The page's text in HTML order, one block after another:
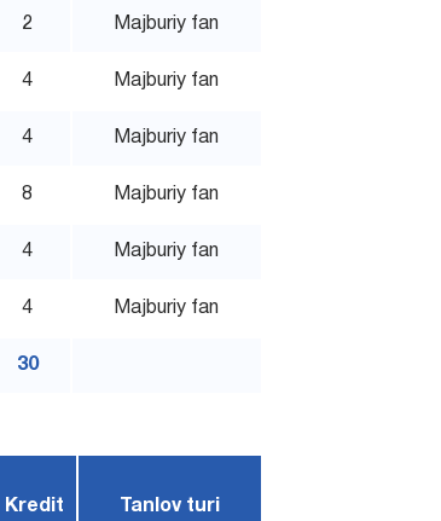
2 Majburiy fan
4 Majburiy fan
4 Majburiy fan
8 Majburiy fan
4 Majburiy fan
4 Majburiy fan
30
Kredit Tanlov turi